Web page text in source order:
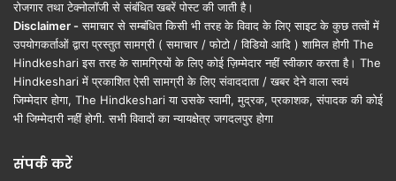
रोजगार तथा टेक्नोलॉजी से संबंधित खबरें पोस्ट की जाती है।
Disclaimer - समाचार से सम्बंधित किसी भी तरह के विवाद के लिए साइट के कुछ तत्वों में
उपयोगकर्ताओं द्वारा प्रस्तुत सामग्री ( समाचार / फोटो / विडियो आदि ) शामिल होगी The
Hindkeshari इस तरह के सामग्रियों के लिए कोई ज़िम्मेदार नहीं स्वीकार करता है। The
Hindkeshari में प्रकाशित ऐसी सामग्री के लिए संवाददाता / खबर देने वाला स्वयं
जिम्मेदार होगा, The Hindkeshari या उसके स्वामी, मुद्रक, प्रकाशक, संपादक की कोई
भी जिम्मेदारी नहीं होगी. सभी विवादों का न्यायक्षेत्र जगदलपुर होगा
संपर्क करें